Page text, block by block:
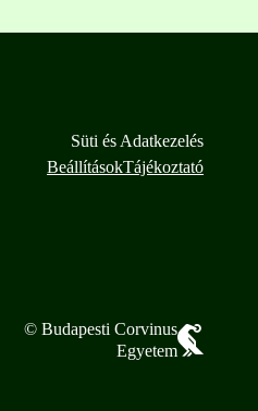
Süti és Adatkezelés
BeállításokTájékoztató
© Budapesti Corvinus
Egyetem